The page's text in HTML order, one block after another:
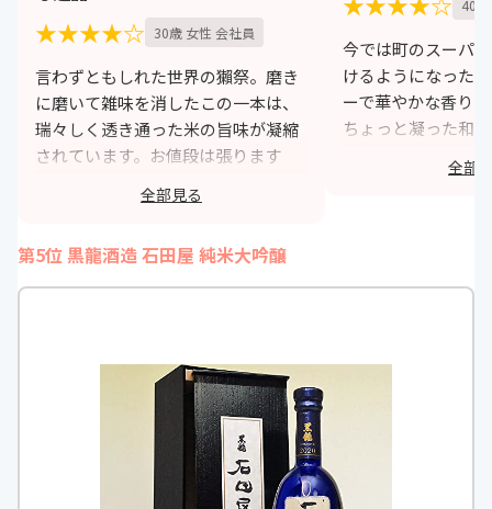
★★★★☆ 30歳 女性 会社員
言わずともしれた世界の獺祭。磨き
に磨いて雑味を消したこの一本は、
瑞々しく透き通った米の旨味が凝縮
されています。お値段は張ります
いた一本であれば、一度は味わって
全部見る
40
今では町のスーパ
けるようになった
ーで華やかな香り
ちょっと凝った和
人気ブランドなの
全部
第5位 黒龍酒造 石田屋 純米大吟醸